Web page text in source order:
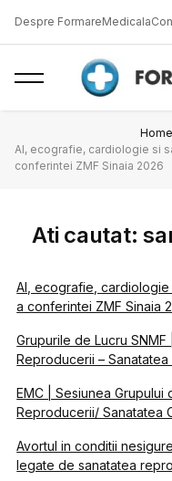
Despre FormareMedicala
Home
AI, ecografie, cardiologie si
conferintei ZMF Sinaia 2026
Ati cautat:
AI, ecografie,
a conferintei ZMF Sinaia
Grupurile de Lucru
Reproducerii – Sanatatea
EMC | Sesiunea Grupului
Reproducerii/ Sanatatea
Avortul in conditii
legate de sanatatea